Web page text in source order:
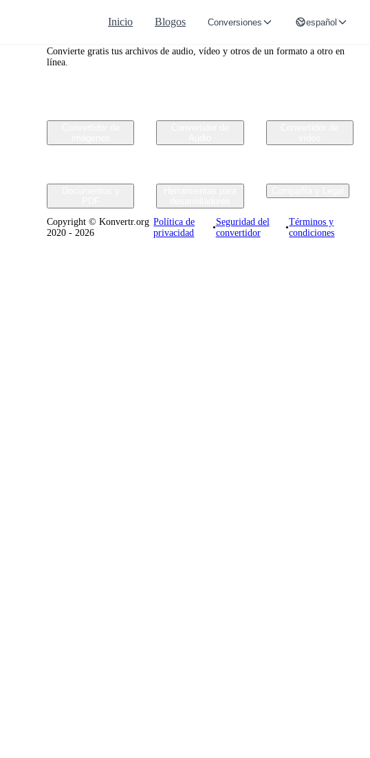
Inicio Blogos Conversiones español
Convertr.org
Convierte gratis tus archivos de audio, vídeo y otros de un formato a otro en
línea.
Copyright © Konvertr.org
2020 - 2026
Política de
privacidad
•
Seguridad del
convertidor
•
Términos y
condiciones